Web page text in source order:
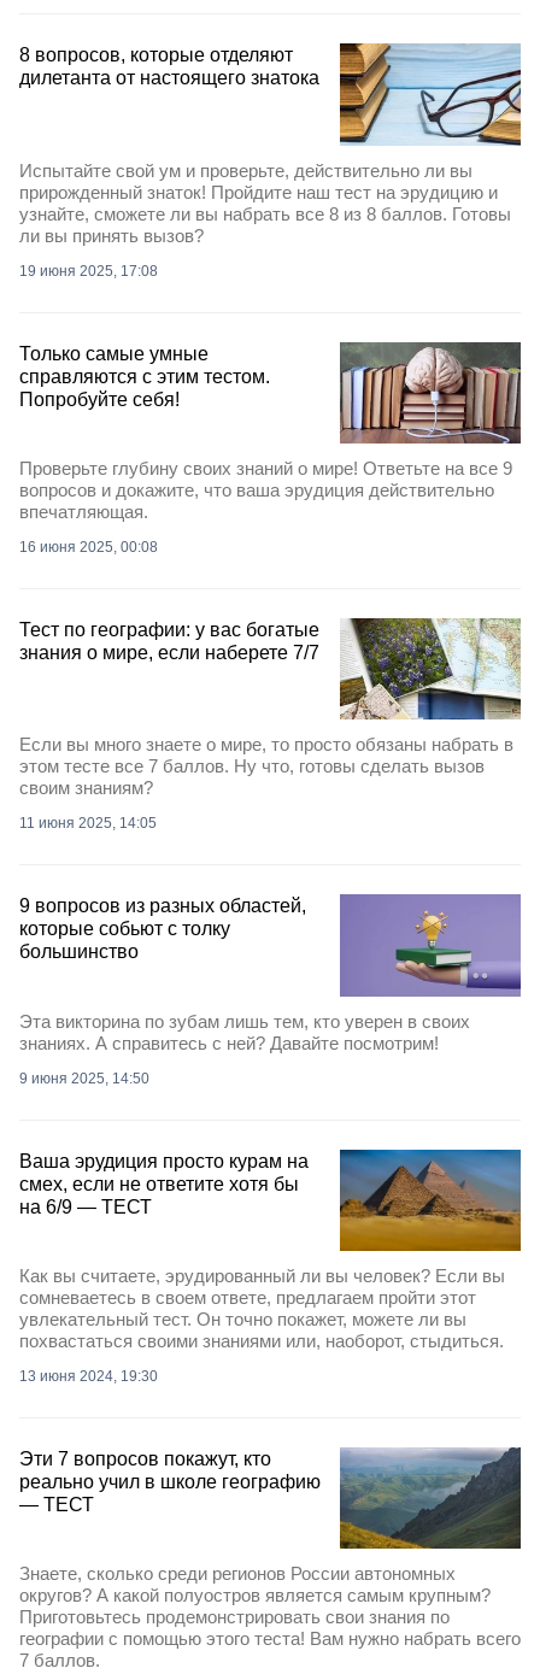
8 вопросов, которые отделяют
дилетанта от настоящего знатока
Испытайте свой ум и проверьте, действительно ли вы
прирожденный знаток! Пройдите наш тест на эрудицию и
узнайте, сможете ли вы набрать все 8 из 8 баллов. Готовы
ли вы принять вызов?
19 июня 2025, 17:08
Только самые умные
справляются с этим тестом.
Попробуйте себя!
Проверьте глубину своих знаний о мире! Ответьте на все 9
вопросов и докажите, что ваша эрудиция действительно
впечатляющая.
16 июня 2025, 00:08
Тест по географии: у вас богатые
знания о мире, если наберете 7/7
Если вы много знаете о мире, то просто обязаны набрать в
этом тесте все 7 баллов. Ну что, готовы сделать вызов
своим знаниям?
11 июня 2025, 14:05
9 вопросов из разных областей,
которые собьют с толку
большинство
Эта викторина по зубам лишь тем, кто уверен в своих
знаниях. А справитесь с ней? Давайте посмотрим!
9 июня 2025, 14:50
Ваша эрудиция просто курам на
смех, если не ответите хотя бы
на 6/9 — ТЕСТ
Как вы считаете, эрудированный ли вы человек? Если вы
сомневаетесь в своем ответе, предлагаем пройти этот
увлекательный тест. Он точно покажет, можете ли вы
похвастаться своими знаниями или, наоборот, стыдиться.
13 июня 2024, 19:30
Эти 7 вопросов покажут, кто
реально учил в школе географию
— ТЕСТ
Знаете, сколько среди регионов России автономных
округов? А какой полуостров является самым крупным?
Приготовьтесь продемонстрировать свои знания по
географии с помощью этого теста! Вам нужно набрать всего
7 баллов.